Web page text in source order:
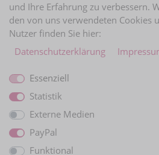
ZAHLUNGARTEN
und Ihre Erfahrung zu verbessern.
den von uns verwendeten Cookies
Nutzer finden Sie hier:
Daten­schutz­erklärung
Essenziell
Statistik
Externe Medien
PayPal
Funktional